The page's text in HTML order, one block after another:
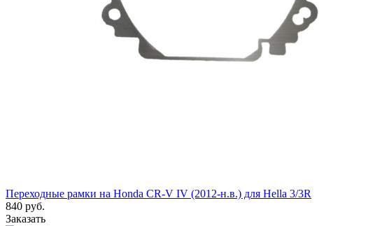
Переходные рамки на Honda CR-V IV (2012-н.в.) для Hella 3/3R
840 руб.
Заказать